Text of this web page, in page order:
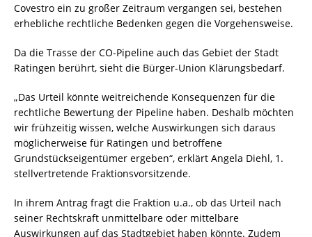
Covestro ein zu großer Zeitraum vergangen sei, bestehen
erhebliche rechtliche Bedenken gegen die Vorgehensweise.
Da die Trasse der CO-Pipeline auch das Gebiet der Stadt
Ratingen berührt, sieht die Bürger-Union Klärungsbedarf.
„Das Urteil könnte weitreichende Konsequenzen für die
rechtliche Bewertung der Pipeline haben. Deshalb möchten
wir frühzeitig wissen, welche Auswirkungen sich daraus
möglicherweise für Ratingen und betroffene
Grundstückseigentümer ergeben“, erklärt Angela Diehl, 1.
stellvertretende Fraktionsvorsitzende.
In ihrem Antrag fragt die Fraktion u.a., ob das Urteil nach
seiner Rechtskraft unmittelbare oder mittelbare
Auswirkungen auf das Stadtgebiet haben könnte. Zudem